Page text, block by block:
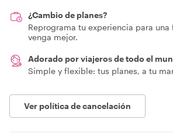
¿Cambio de planes?
Reprograma tu experiencia para una
venga mejor.
Adorado por viajeros de todo el
Simple y flexible: tus planes, a tu
Ver política de cancelación